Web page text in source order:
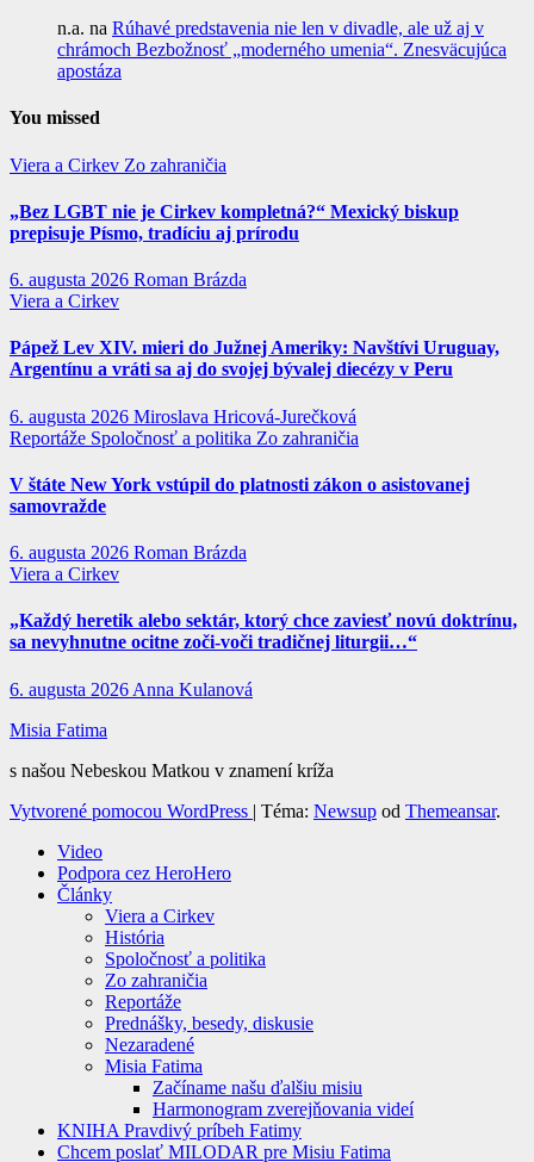
n.a. na Rúhavé predstavenia nie len v divadle, ale už aj v
chrámoch Bezbožnosť „moderného umenia“. Znesväcujúca
apostáza
You missed
Viera a Cirkev Zo zahraničia
„Bez LGBT nie je Cirkev kompletná?“ Mexický biskup
prepisuje Písmo, tradíciu aj prírodu
6. augusta 2026 Roman Brázda
Viera a Cirkev
Pápež Lev XIV. mieri do Južnej Ameriky: Navštívi Uruguay,
Argentínu a vráti sa aj do svojej bývalej diecézy v Peru
6. augusta 2026 Miroslava Hricová-Jurečková
Reportáže Spoločnosť a politika Zo zahraničia
V štáte New York vstúpil do platnosti zákon o asistovanej
samovražde
6. augusta 2026 Roman Brázda
Viera a Cirkev
„Každý heretik alebo sektár, ktorý chce zaviesť novú doktrínu,
sa nevyhnutne ocitne zoči-voči tradičnej liturgii…“
6. augusta 2026 Anna Kulanová
Misia Fatima
s našou Nebeskou Matkou v znamení kríža
Vytvorené pomocou WordPress | Téma: Newsup od Themeansar.
Video
Podpora cez HeroHero
Články
Viera a Cirkev
História
Spoločnosť a politika
Zo zahraničia
Reportáže
Prednášky, besedy, diskusie
Nezaradené
Misia Fatima
Začíname našu ďalšiu misiu
Harmonogram zverejňovania videí
KNIHA Pravdivý príbeh Fatimy
Chcem poslať MILODAR pre Misiu Fatima